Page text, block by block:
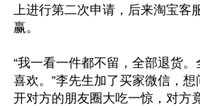
上进行第二次申请，后来淘宝客
赢。
“我一看一件都不留，全部退货
喜欢。”李先生加了买家微信，
开对方的朋友圈大吃一惊，对方